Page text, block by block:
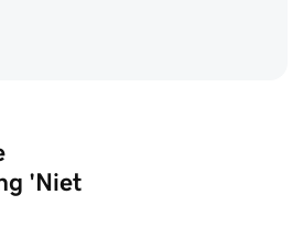
'Niet